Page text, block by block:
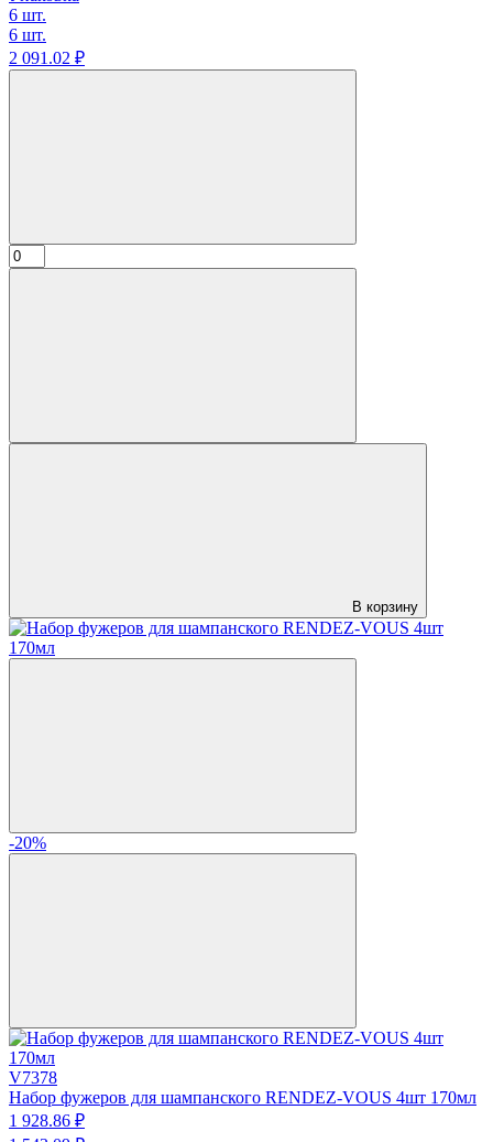
6 шт.
6 шт.
2 091.02 ₽
В корзину
-20%
V7378
Набор фужеров для шампанского RENDEZ-VOUS 4шт 170мл
1 928.86 ₽